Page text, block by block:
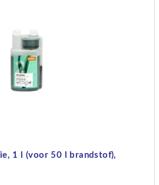
1 l (voor 50 l brandstof),